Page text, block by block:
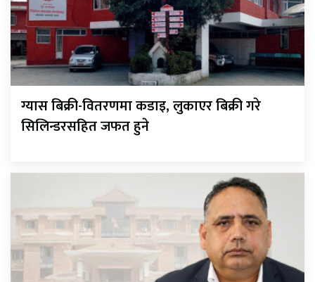
ग्यास बिक्री-वितरणमा कडाइ, लुकाएर बिक्री गरे
सिलिन्डरसहित जफत हुने